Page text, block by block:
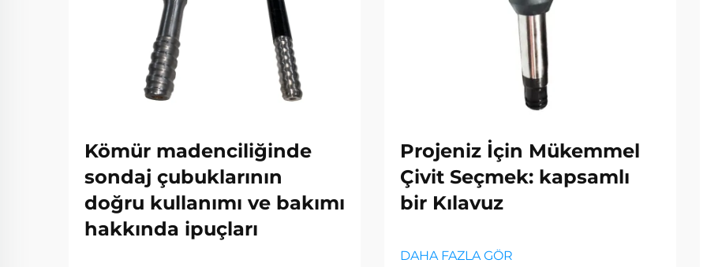
Kömür madenciliğinde
sondaj çubuklarının
doğru kullanımı ve bakımı
hakkında ipuçları
Projeniz İçin Mükemmel
Çivit Seçmek: kapsamlı
bir Kılavuz
DAHA FAZLA GÖR